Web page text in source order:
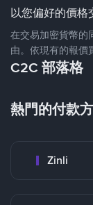
以您偏好的價格
在交易加密貨幣的
由。依現有的報價
C2C 部落格
熱門的付款
Zinli